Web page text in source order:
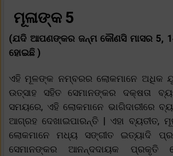
ମୂଳାଙ୍କ 5
(ଯଦି ଆପଣଙ୍କର ଜନ୍ମ କୌଣସି ମାସର 5,
ହୋଇଛି )
ଏହି ମୂଳଙ୍କ ନମ୍ବରର ଲୋକମାନେ ଅଧିକ
ଉତ୍ସାହ ସହିତ ସେମାନଙ୍କର ଦକ୍ଷତା
ସମୟରେ, ଏହି ଲୋକମାନେ ଭାଗିଦାରୀରେ
ଆଗ୍ରହ ଦେଖାଇପାରନ୍ତି | ଏହା ବ୍ୟତୀତ,
ଲୋକମାନେ ମଧ୍ୟ ସଙ୍ଗୀତ ଇତ୍ୟାଦି
ସେମାନଙ୍କର ଆନନ୍ଦଦାୟକ ପ୍ରକୃତି